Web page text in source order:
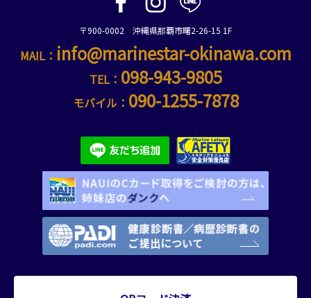
〒900-0002 沖縄県那覇市曙2-26-15 1F
MAIL： info@marinestar-okinawa.com
TEL： 098-943-9805
モバイル： 090-1255-7878